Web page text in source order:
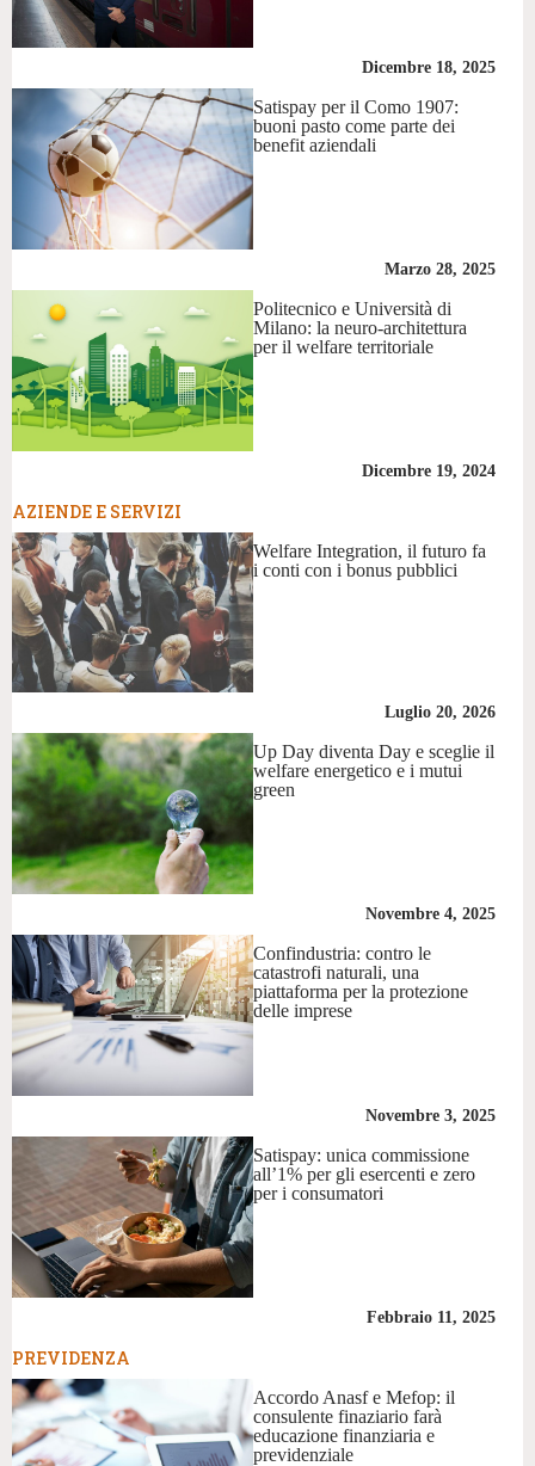
Dicembre 18, 2025
Satispay per il Como 1907:
buoni pasto come parte dei
benefit aziendali
Marzo 28, 2025
Politecnico e Università di
Milano: la neuro-architettura
per il welfare territoriale
Dicembre 19, 2024
AZIENDE E SERVIZI
Welfare Integration, il futuro fa
i conti con i bonus pubblici
Luglio 20, 2026
Up Day diventa Day e sceglie il
welfare energetico e i mutui
green
Novembre 4, 2025
Confindustria: contro le
catastrofi naturali, una
piattaforma per la protezione
delle imprese
Novembre 3, 2025
Satispay: unica commissione
all’1% per gli esercenti e zero
per i consumatori
Febbraio 11, 2025
PREVIDENZA
Accordo Anasf e Mefop: il
consulente finaziario farà
educazione finanziaria e
previdenziale